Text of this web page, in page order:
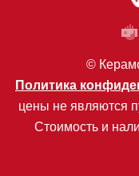
©
Политика
цены не являются
Стоимость и